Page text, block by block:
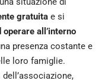
gratuita e si
all’interno
presenza costante e
loro famiglie.